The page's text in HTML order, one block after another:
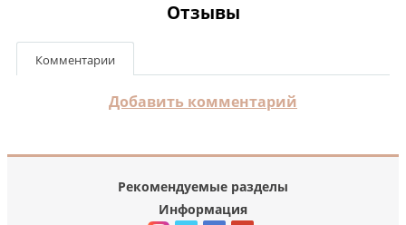
Отзывы
Комментарии
Добавить комментарий
Рекомендуемые разделы
Информация